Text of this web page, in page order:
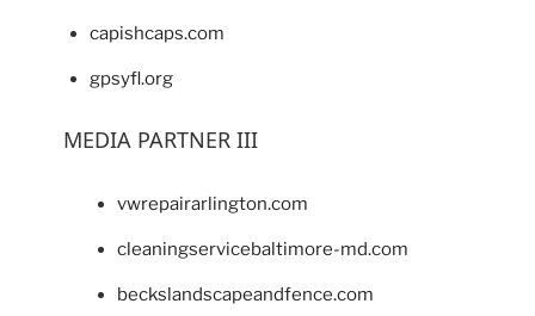
capishcaps.com
gpsyfl.org
MEDIA PARTNER III
vwrepairarlington.com
cleaningservicebaltimore-md.com
beckslandscapeandfence.com